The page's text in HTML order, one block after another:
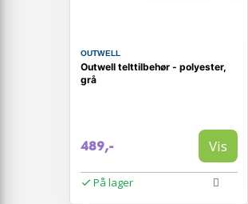
OUTWELL
Outwell telttilbehør - polyester,
grå
489,- Vis
På lager